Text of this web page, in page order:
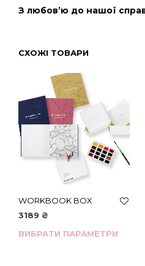
З любов’ю до нашої
СХОЖІ ТОВАРИ
WORKBOOK BOX
3189 ₴
ВИБРАТИ ПАРАМЕТРИ